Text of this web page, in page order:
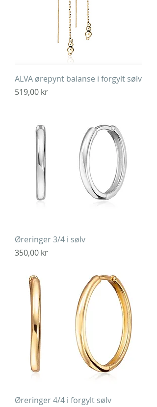
ALVA ørepynt balanse i forgylt sølv
Pris
519,00 kr
Øreringer 3/4 i sølv
Pris
350,00 kr
Øreringer 4/4 i forgylt sølv